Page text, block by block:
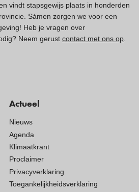
Actueel
Nieuws
Agenda
Klimaatkrant
Proclaimer
Privacyverklaring
Toegankelijkheidsverklaring
vindt stapsgewijs plaats in honderden
Sámen zorgen we voor een
Heb je vragen over
Neem gerust contact met ons op.